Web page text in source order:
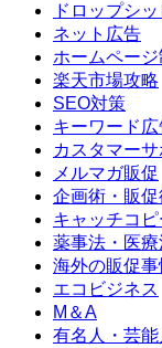
ドロップシ
ネット広告
ホームペー
楽天市場攻略
SEO対策
キーワード広
カスタマーサ
メルマガ販促
企画術・販促
キャッチコ
薬事法・医療
海外の販促事
エコビジネス
M＆A
有名人・芸